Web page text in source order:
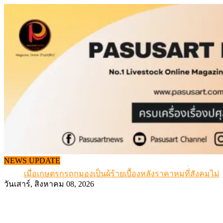
content
NEWS UPDATE
สกัดลักลอบนำเข้าเอ็นโคแช่แข็งกว่า 12.6 ตัน สมุทรสาคร
เมื่อเกษตรกรถูกมองเป็นผู้ร้ายเบื้องหลังราคาหมูที่สังคมไม่
สุดอั้น! ไข่ไก่หน้าฟาร์มปรับขึ้นอีก 6 บาท/แผง เริ่ม 7 ส.ค.69
วันเสาร์, สิงหาคม 08, 2026